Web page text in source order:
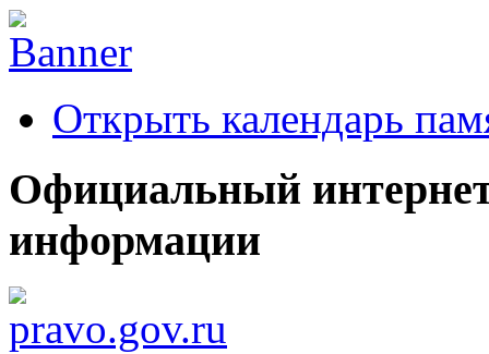
Открыть календарь
Официальный
информации